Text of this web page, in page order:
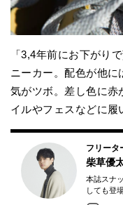
「3,4年前にお下がり
ニーカー。配色が他に
気がツボ。差し色に赤
イルやフェスなどに履
フリータ
柴草優
本誌スナ
しても登